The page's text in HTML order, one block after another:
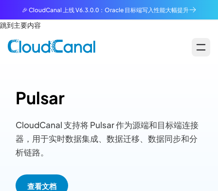
🎉 CloudCanal 上线 V6.3.0.0：Oracle 目标端写入性能大幅提升
跳到主要内容
Pulsar
CloudCanal 支持将 Pulsar 作为源端和目标端连接
器，用于实时数据集成、数据迁移、数据同步和分
析链路。
查看文档